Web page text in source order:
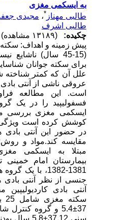
به ایسکمی مغزی
طالبی مهناز*،مجیدی جعفر
طالبی اشرف
چکیده:
پیش زمینه و اهداف: سکته
برای سکته جوانان
علل آن که کمتر شناخته
عروقی ناشی از آنتی بادی
است. این مطالعه
فسفولیپید را در یک گروه
ایسکمی مغزی بررسی می
کوشش کرده است ویژگی
در حضور این آنتی بادی ها
مبتلا به ایسکمی مغزی
بیمارستان امام خمینی
1381-1382، با یک
جنسی از نظر آنتی بادی
آنتی بادی کاردیولیپین
سکته